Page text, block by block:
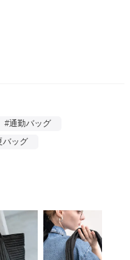
ています。
ピースなど、定番スタ
”一品です。
】
しやレジャー、旅行先で
#通勤バッグ
バッグ